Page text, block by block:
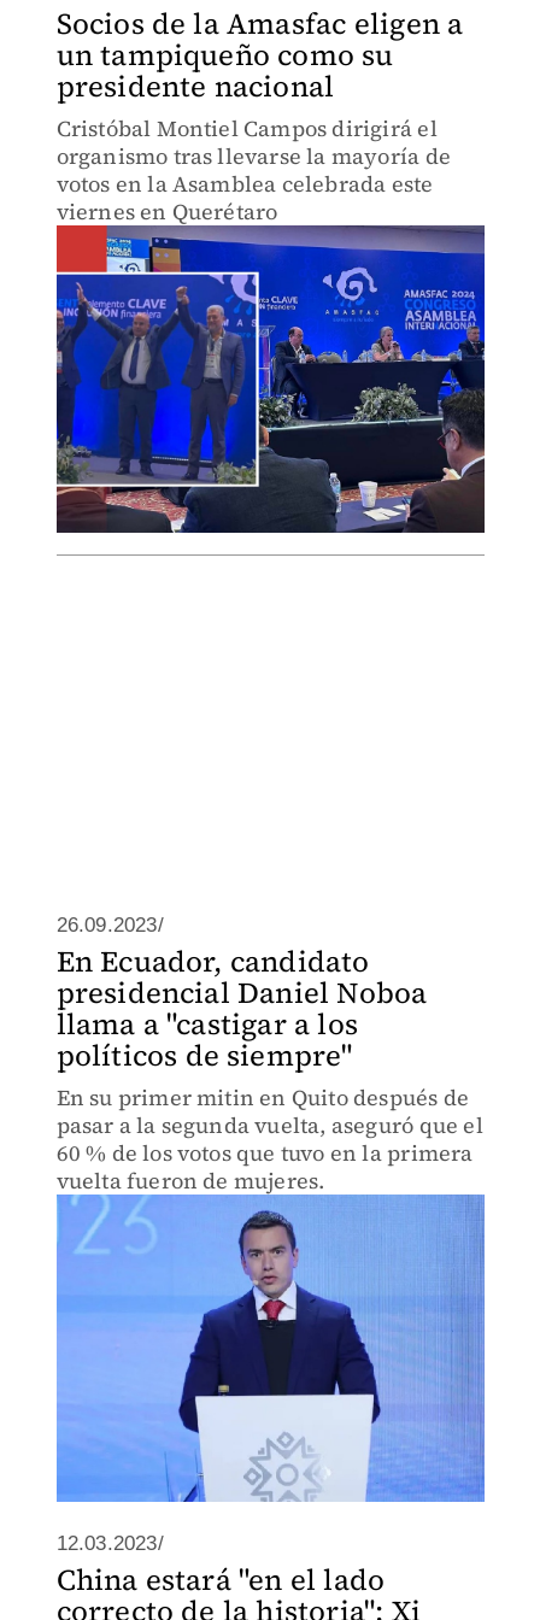
Socios de la Amasfac eligen a
un tampiqueño como su
presidente nacional
Cristóbal Montiel Campos dirigirá el
organismo tras llevarse la mayoría de
votos en la Asamblea celebrada este
viernes en Querétaro
26.09.2023/
En Ecuador, candidato
presidencial Daniel Noboa
llama a "castigar a los
políticos de siempre"
En su primer mitin en Quito después de
pasar a la segunda vuelta, aseguró que el
60 % de los votos que tuvo en la primera
vuelta fueron de mujeres.
12.03.2023/
China estará "en el lado
correcto de la historia": Xi